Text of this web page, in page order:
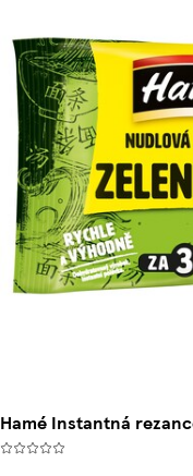
Hamé Instantná